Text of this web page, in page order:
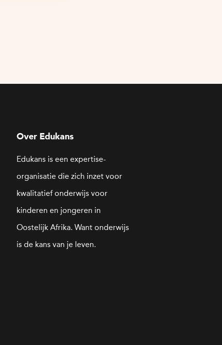
Over Edukans
Edukans is een expertise-
organisatie die zich inzet voor
kwalitatief onderwijs voor
kinderen en jongeren in
Oostelijk Afrika. Want onderwijs
is de kans van je leven.